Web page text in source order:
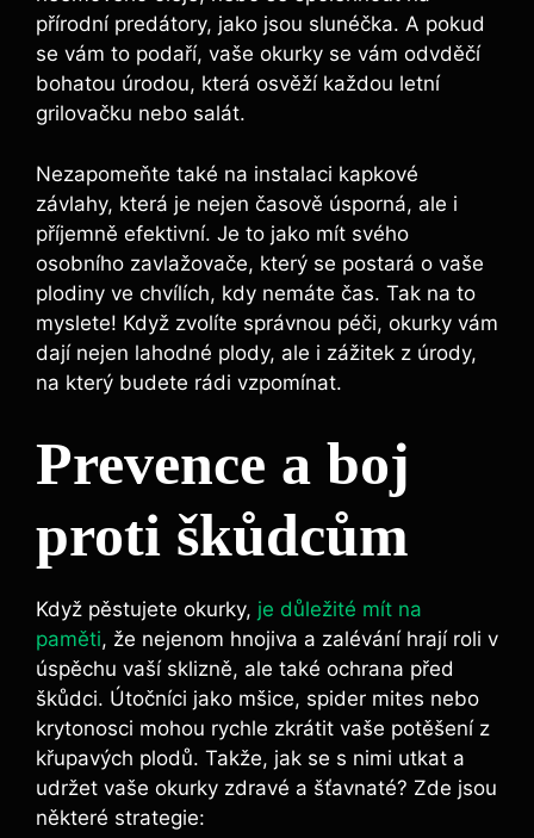
přírodní predátory, jako jsou slunéčka. A pokud
se vám to podaří, vaše okurky se vám odvděčí
bohatou úrodou, která osvěží každou letní
grilovačku nebo salát.
Nezapomeňte také na instalaci kapkové
závlahy, která je nejen časově úsporná, ale i
příjemně efektivní. Je to jako mít svého
osobního zavlažovače, který se postará o vaše
plodiny ve chvílích, kdy nemáte čas. Tak na to
myslete! Když zvolíte správnou péči, okurky vám
dají nejen lahodné plody, ale i zážitek z úrody,
na který budete rádi vzpomínat.
Prevence a boj
proti škůdcům
Když pěstujete okurky, je důležité mít na
paměti, že nejenom hnojiva a zalévání hrají roli v
úspěchu vaší sklizně, ale také ochrana před
škůdci. Útočníci jako mšice, spider mites nebo
krytonosci mohou rychle zkrátit vaše potěšení z
křupavých plodů. Takže, jak se s nimi utkat a
udržet vaše okurky zdravé a šťavnaté? Zde jsou
některé strategie: